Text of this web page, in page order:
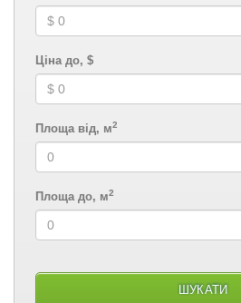
Ціна до, $
Площа від, м2
Площа до, м2